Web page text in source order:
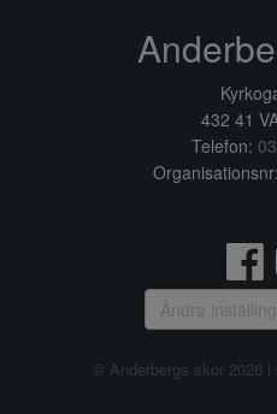
432 41
Telefon:
Ändra
© Anderbergs skor 2026